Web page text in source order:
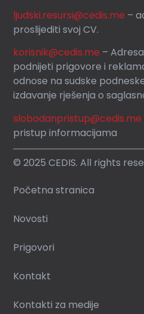
ljudski.resursi@cedis.me –
proslijediti svoj CV.
korisnik@cedis.me –
podnijeti prigovore i
odnose na sudske
izdavanje rješenja o
slobodanpristup@cedis.me
pristup informacijama
© 2025 CEDIS. All rights
Početna stranica
Novosti
Prigovori
Kontakt
Kontakti za medije